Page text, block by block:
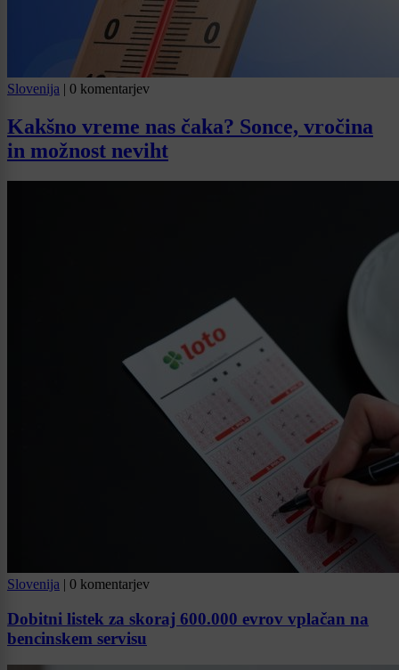
Slovenija | 0 komentarjev
Kakšno vreme nas čaka? Sonce, vročina
in možnost neviht
Slovenija | 0 komentarjev
Dobitni listek za skoraj 600.000 evrov vplačan na
bencinskem servisu